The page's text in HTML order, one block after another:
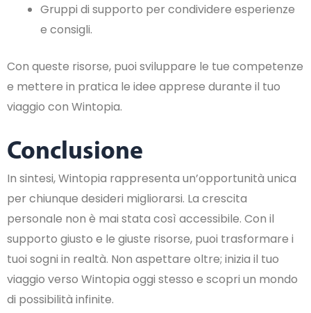
Gruppi di supporto per condividere esperienze
e consigli.
Con queste risorse, puoi sviluppare le tue competenze
e mettere in pratica le idee apprese durante il tuo
viaggio con Wintopia.
Conclusione
In sintesi, Wintopia rappresenta un’opportunità unica
per chiunque desideri migliorarsi. La crescita
personale non è mai stata così accessibile. Con il
supporto giusto e le giuste risorse, puoi trasformare i
tuoi sogni in realtà. Non aspettare oltre; inizia il tuo
viaggio verso Wintopia oggi stesso e scopri un mondo
di possibilità infinite.